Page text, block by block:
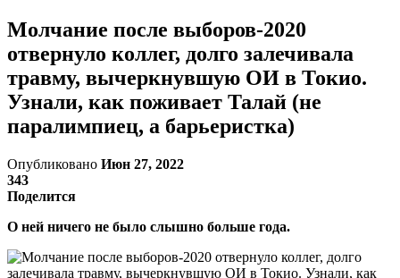
Молчание после выборов-2020
отвернуло коллег, долго залечивала
травму, вычеркнувшую ОИ в Токио.
Узнали, как поживает Талай (не
паралимпиец, а барьеристка)
Опубликовано Июн 27, 2022
343
Поделится
О ней ничего не было слышно больше года.